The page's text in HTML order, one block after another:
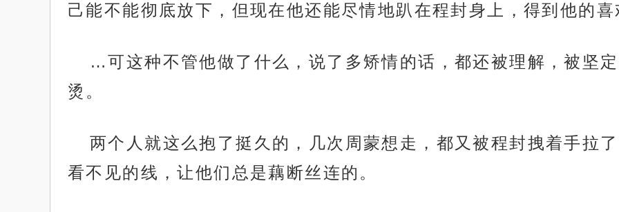
己能不能彻底放下，但现在他还能尽情地趴在程封身上，得到他的
…可这种不管他做了什么，说了多矫情的话，都还被理解，被坚
烫。
两个人就这么抱了挺久的，几次周蒙想走，都又被程封拽着手拉
看不见的线，让他们总是藕断丝连的。